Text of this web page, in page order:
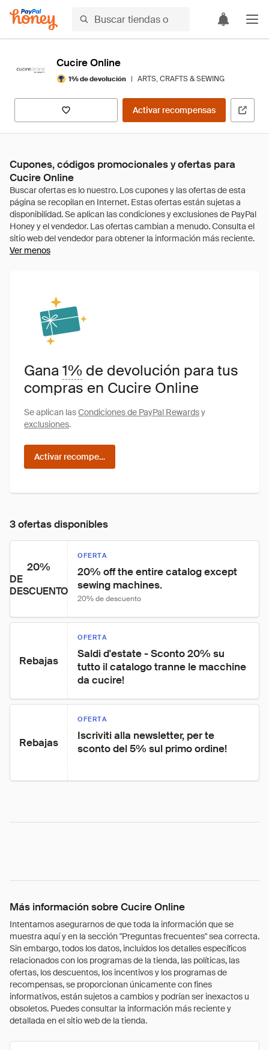
Cucire Online
1% de devolución | ARTS, CRAFTS & SEWING
Activar recompensas
Cupones, códigos promocionales y ofertas para
Cucire Online
Ver menos
Gana1% de devolución para tus
compras en Cucire Online
Se aplican lasCondiciones de PayPal Rewardsy
exclusiones.
Activar recompensas
3 ofertas disponibles
20%
DE
DESCUENTO
OFERTA
20% off the entire catalog except
sewing machines.
20% de descuento
Rebajas
OFERTA
Saldi d'estate - Sconto 20% su
tutto il catalogo tranne le macchine
da cucire!
Rebajas
OFERTA
Iscriviti alla newsletter, per te
sconto del 5% sul primo ordine!
Más información sobre Cucire Online
Intentamos asegurarnos de que toda la información que se
muestra aquí y en la sección "Preguntas frecuentes" sea correcta.
Sin embargo, todos los datos, incluidos los detalles específicos
relacionados con los programas de la tienda, las políticas, las
ofertas, los descuentos, los incentivos y los programas de
recompensas, se proporcionan únicamente con fines
informativos, están sujetos a cambios y podrían ser inexactos u
obsoletos. Puedes consultar la información más reciente y
detallada en el sitio web de la tienda.